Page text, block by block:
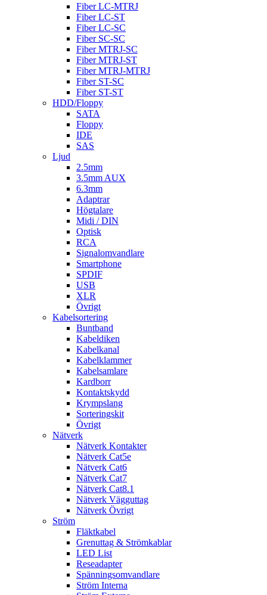
Fiber LC-MTRJ
Fiber LC-ST
Fiber LC-SC
Fiber SC-SC
Fiber MTRJ-SC
Fiber MTRJ-ST
Fiber MTRJ-MTRJ
Fiber ST-SC
Fiber ST-ST
HDD/Floppy
SATA
Floppy
IDE
SAS
Ljud
2.5mm
3.5mm AUX
6.3mm
Adaptrar
Högtalare
Midi / DIN
Optisk
RCA
Signalomvandlare
Smartphone
SPDIF
USB
XLR
Övrigt
Kabelsortering
Buntband
Kabeldiken
Kabelkanal
Kabelklammer
Kabelsamlare
Kardborr
Kontaktskydd
Krympslang
Sorteringskit
Övrigt
Nätverk
Nätverk Kontakter
Nätverk Cat5e
Nätverk Cat6
Nätverk Cat7
Nätverk Cat8.1
Nätverk Vägguttag
Nätverk Övrigt
Ström
Fläktkabel
Grenuttag & Strömkablar
LED List
Reseadapter
Spänningsomvandlare
Ström Interna